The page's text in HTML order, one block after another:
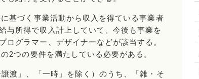
基づく事業活動から収入を得ている事業者
与所得で収入計上していて、今後も事業を
グラマー、デザイナーなどが該当する。
2つの要件を満たしている必要がある。
渡」、「一時」を除く）のうち、「雑・そ